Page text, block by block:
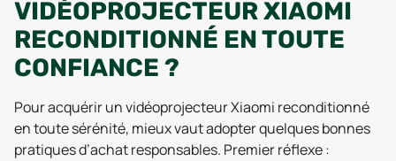
VIDÉOPROJECTEUR XIAOMI
RECONDITIONNÉ EN TOUTE
CONFIANCE ?
Pour acquérir un vidéoprojecteur Xiaomi reconditionné
en toute sérénité, mieux vaut adopter quelques bonnes
pratiques d’achat responsables. Premier réflexe :